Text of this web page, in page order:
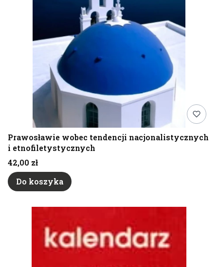
Prawosławie wobec tendencji nacjonalistycznych
i etnofiletystycznych
Cena
42,00 zł
Do koszyka